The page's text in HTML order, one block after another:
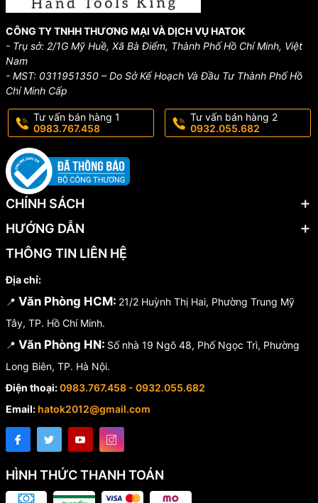
CÔNG TY TNHH THƯƠNG MẠI VÀ DỊCH VỤ HATOK
- Trụ sở: 2/1G Mỹ Huề, Xã Bà Điểm, Thành Phố Hồ Chí Minh, Việt
Nam
- MST: 0311951350 – Do Sở Kế Hoạch Và Đầu Tư Thành Phố Hồ
Chí Minh Cấp
Tư vấn bán hàng 1
0983.767.458
Tư vấn bán hàng 2
0932.055.682
CHÍNH SÁCH
HƯỚNG DẪN
THÔNG TIN LIÊN HỆ
Địa chỉ:
📍 Văn Phòng HCM: 21/2 Huỳnh Thị Hai, Phường Trung Mỹ
Tây, TP. Hồ Chí Minh.
📍 Văn Phòng HN: Số nhà 19 Ngõ 48, Phố Ngọc Trì, Phường
Long Biên, TP. Hà Nội.
Điện thoại:0983.767.458 - 0932.055.682
Email: hatok2012@gmail.com
HÌNH THỨC THANH TOÁN